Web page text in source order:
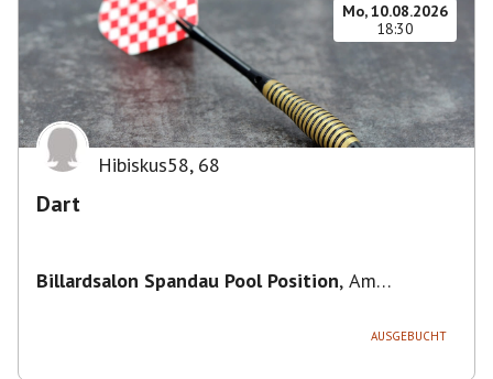
Mo, 10.08.2026
18:30
Hibiskus58, 68
Dart
Billardsalon Spandau Pool Position, Am
AUSGEBUCHT